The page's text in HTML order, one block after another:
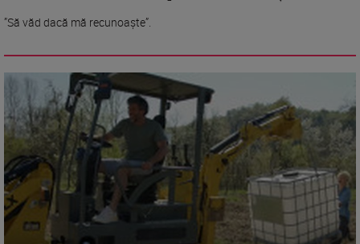
”Să văd dacă mă recunoaște”.